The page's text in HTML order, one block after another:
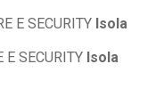
E SECURITY Isola
SECURITY Isola